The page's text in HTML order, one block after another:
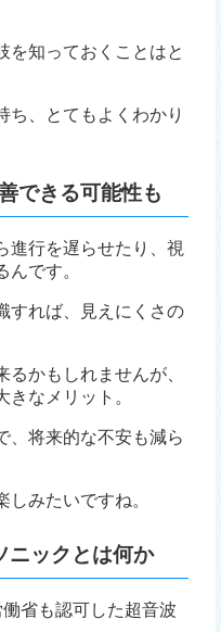
を知っておくことはと
ち、とてもよくわかり
できる可能性も
進行を遅らせたり、視
です。
すれば、見えにくさの
るかもしれませんが、
なメリット。
、将来的な不安も減ら
しみたいですね。
ックとは何か
省も認可した超音波